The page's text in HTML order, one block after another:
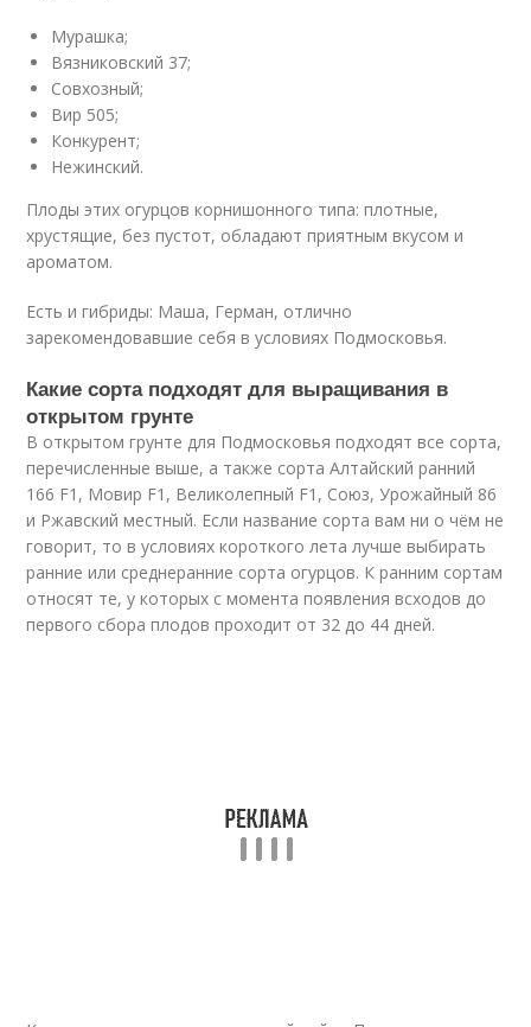
Мурашка;
Вязниковский 37;
Совхозный;
Вир 505;
Конкурент;
Нежинский.
Плоды этих огурцов корнишонного типа: плотные,
хрустящие, без пустот, обладают приятным вкусом и
ароматом.
Есть и гибриды: Маша, Герман, отлично
зарекомендовавшие себя в условиях Подмосковья.
Какие сорта подходят для выращивания в
открытом грунте
В открытом грунте для Подмосковья подходят все сорта,
перечисленные выше, а также сорта Алтайский ранний
166 F1, Мовир F1, Великолепный F1, Союз, Урожайный 86
и Ржавский местный. Если название сорта вам ни о чём не
говорит, то в условиях короткого лета лучше выбирать
ранние или среднеранние сорта огурцов. К ранним сортам
относят те, у которых с момента появления всходов до
первого сбора плодов проходит от 32 до 44 дней.